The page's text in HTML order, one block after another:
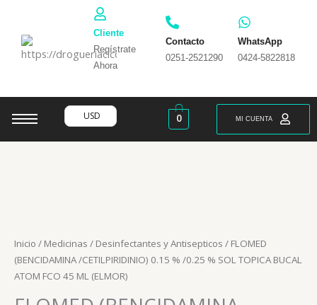
contenido
Cliente
Regístrate
Ahora
Contacto
0251-2521290
WhatsApp
0424-5822818
USD 0 MI CUENTA
Inicio / Medicinas / Desinfectantes y Antisepticos / FLOMED
(BENCIDAMINA /CETILPIRIDINIO) 0.15 % /0.25 % SOL TOPICA BUCAL
ATOM FCO 45 ML (ELMOR)